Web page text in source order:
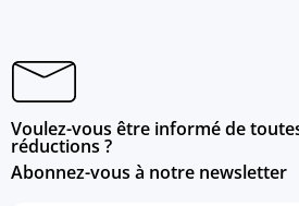
Voulez-vous être informé de
réductions ?
Abonnez-vous à notre newsletter